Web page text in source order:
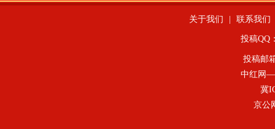
关于我们 联系我们
投稿QQ
投稿邮
中红网—
冀
京公